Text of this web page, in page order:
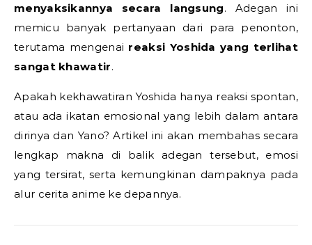
menyaksikannya secara langsung. Adegan ini
memicu banyak pertanyaan dari para penonton,
terutama mengenai reaksi Yoshida yang terlihat
sangat khawatir.
Apakah kekhawatiran Yoshida hanya reaksi spontan,
atau ada ikatan emosional yang lebih dalam antara
dirinya dan Yano? Artikel ini akan membahas secara
lengkap makna di balik adegan tersebut, emosi
yang tersirat, serta kemungkinan dampaknya pada
alur cerita anime ke depannya.